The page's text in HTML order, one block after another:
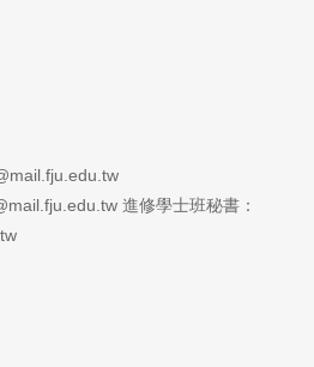
進修學士班秘書：